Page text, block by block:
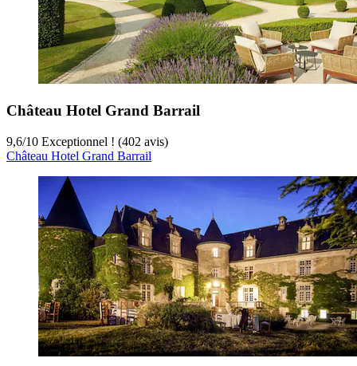
Château Hotel Grand Barrail
9,6/10 Exceptionnel ! (402 avis)
Château Hotel Grand Barrail